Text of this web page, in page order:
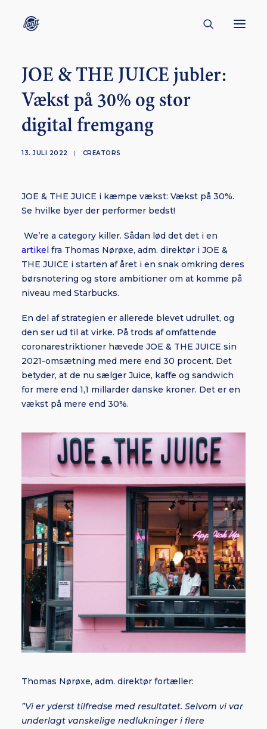
CONTACT
ABOUT
ENGLISH
BORNHOLM
SUBSCRIBE
JOE & THE JUICE jubler:
Vækst på 30% og stor
digital fremgang
13. JULI 2022 | CREATORS
JOE & THE JUICE i kæmpe vækst: Vækst på 30%.
Se hvilke byer der performer bedst!
We’re a category killer. Sådan lød det det i en
artikel fra Thomas Nørøxe, adm. direktør i JOE &
THE JUICE i starten af året i en snak omkring deres
børsnotering og store ambitioner om at komme på
niveau med Starbucks.
En del af strategien er allerede blevet udrullet, og
den ser ud til at virke. På trods af omfattende
coronarestriktioner hævede JOE & THE JUICE sin
2021-omsætning med mere end 30 procent. Det
betyder, at de nu sælger Juice, kaffe og sandwich
for mere end 1,1 millarder danske kroner. Det er en
vækst på mere end 30%.
Thomas Nørøxe, adm. direktør fortæller:
”Vi er yderst tilfredse med resultatet. Selvom vi var
underlagt vanskelige nedlukninger i flere